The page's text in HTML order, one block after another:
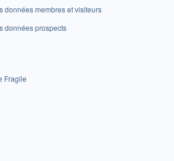
données membres et visiteurs
données prospects
Fragile